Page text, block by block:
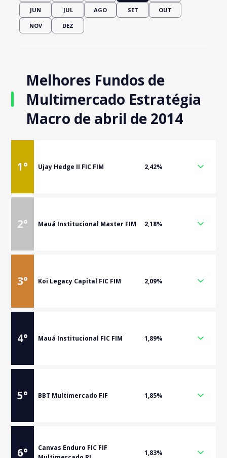
JUN JUL AGO SET OUT
NOV DEZ
Melhores Fundos de
Multimercado Estratégia
Macro de abril de 2014
1° Ujay Hedge II FIC FIM 2,42%
2° Mauá Institucional Master FIM 2,18%
3° Koi Legacy Capital FIC FIM 2,09%
4° Mauá Institucional FIC FIM 1,89%
5° BBT Multimercado FIF 1,85%
6°
Canvas Enduro FIC FIF
1,83%